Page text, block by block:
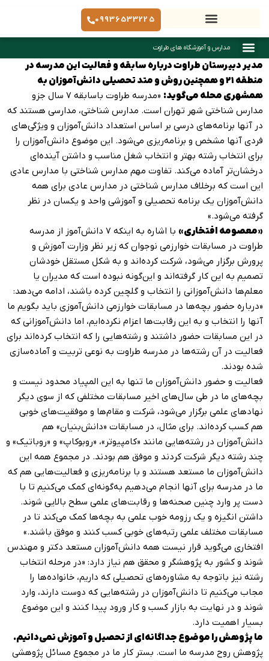
09936533225
مدارس و آموزشگاه های طراوت
مدیر دبیرستان طراوت درباره سابقه و فعالیت این مدرسه در
منطقه ۲۱ و هم­چنین روش و متد تحصیلی دانش‌آموزان به
همشهری محله می‌گوید:
«مدرسه طراوت باسابقه ۷ سال جزو
مدارس شناختی شهر تهران است. مدارس شناختی، مدارسی هستند که
در آنها برنامه‌های درسی بر اساس استعداد دانش‌آموزان و ویژگی‌های
فردی آنها مشخص و برنامه‌ریزی می‌شود. این موضوع دانش‌آموزان را
برای انتخاب رشته بهتر و انتخاب شغل مناسب و داشتن آینده‌ای
درخشان‌تر آماده می‌کند. تفاوت مهم مدارس شناختی با مدارس عادی
این است که برخلاف مدارس شناختی در مدارس عادی برای همه
دانش‌آموزان یک برنامه تحصیلی و آموزشی واحد و یکسان در نظر
گرفته می‌شود.»
«معصومه افتخاری»
با اشاره به اینکه ۷ دانش‌آموز از مدرسه
طراوت در مسابقات خوارزمی نوجوان که زیر نظر وزارت آموزش و
پرورش برگزار می‌شود، شرکت کرده‌اند و به شکل مستقل خودشان
تصمیم به این کار گرفته‌اند و این‌گونه نبوده است که مدیران یا
معلم‌ها دانش‌آموزانی را انتخاب و گلچین کرده باشند، ادامه می‌دهد:
«درباره حضور بچه‌ها در مسابقات خوارزمی دانش‌آموزی باید بگویم ما
آنها را انتخاب و به این رقابت‌ها اعزام نکرده‌ایم، اما دانش‌آموزانی که
در این مسابقات حضور داشتند و رشته‌هایی را که انتخاب کرده‌اند برای
فعالیت در آن رشته‌ها در مدرسه طراوت به نوعی تربیت و آماده‌سازی
شده بودند.
فعالیت و حضور دانش‌آموزان ما تنها به این المپیاد محدود نیست و
بچه‌های ما در طی سال‌های اخیر مسابقات مختلفی که از سوی دیگر
نهادهای علمی برگزار می‌شود، شرکت و مقام‌ها و موفقیت‌های خوبی
هم کسب کرده‌اند. برای مثال، در مسابقات «دانش‌بنیان» هم
دانش‌آموزان در رشته‌هایی مانند «کامپیوتر»، «روبوکاپ» و «روباتیک» و
چند رشته دیگر شرکت کردند و موفق هم بودند. در مجموع همه این
دانش‌آموزان ما مستعد هستند و با برنامه‌ریزی و فعالیت‌هایی هم که
ما در مدرسه برای آنها انجام می‌دهیم به‌گونه‌­ای کمک می‌کنیم تا با
دست پر وارد چنین صحنه‌ها و رقابت‌های علمی سطح بالایی ‌شوند.
داشتن انگیزه و یک رزومه خوب علمی به بچه‌ها کمک می‌کند تا در
مسابقات مختلف علمی رتبه‌های خوبی کسب کنند و موفق باشند.»
افتخاری می‌گوید قرار نیست همه دانش‌آموزان مستعد دکتر و مهندس
شوند و کشور به پژوهشگر و محقق هم نیاز دارد: «در مرحله انتخاب
رشته نیز باتوجه به مشاوره‌های تحصیلی که داریم، خانواده‌ها را
مجاب می‌کنیم تا دانش‌آموزان در رشته‌هایی که دوست دارند، وارد
‌شوند و در نهایت به بازار کسب و کار ورود پیدا کنند و این موضوع
بسیار اهمیت دارد.
ما پژوهش را موضوع جداگانه‌ای از تحصیل و آموزش نمی‌دانیم.
پژوهش روح مدرسه ما است. بستر کار ما در مجموع مسائل پژوهشی